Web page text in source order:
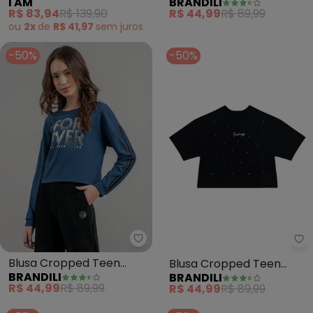
Argola de Coração (Off
White)
R$ 83,94R$ 139,90
ou 2x de R$ 41,97 sem juros
Menina de Strass (Rosa)
R$ 44,99R$ 89,99
-50%
Brandili - Blusa Cropped Teen
Blusa Cropped Teen
Menina em Malha (Azul)
BRANDILI
R$ 44,99R$ 89,99
-50%
Blusa Cropped Teen
Menina de Strass (Preto)
BRANDILI
R$ 44,99R$ 89,99